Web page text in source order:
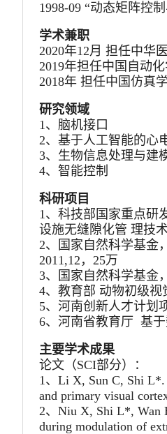
1998-09 “动态矩阵控
学术兼职
2020年12月 担任中华
2019年担任中国自动
2018年 担任中国仿真
研究领域
1、脑机接口
2、基于人工智能的心
3、生物信息处理与建
4、智能控制
科研项目
1、科技部国家重点研
设施无缝隙化管 理技
2、国家自然科学基金
2011,12，25万
3、国家自然科学基金
4、教育部 动物初级视
5、河南创新人才计划
6、河南省教育厅 基于
主要学术成果
论文（SCI部分）：
1、Li X, Sun C, Shi L*.
and primary visual
2、Niu X, Shi L*, Wan
during modulation of